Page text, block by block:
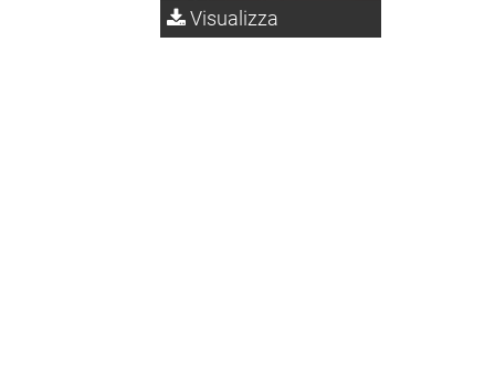
Visualizza